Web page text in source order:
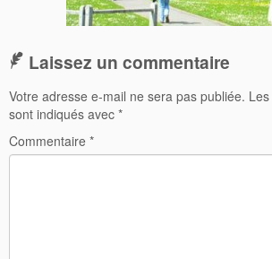
Laissez un commentaire
Votre adresse e-mail ne sera pas publiée.
sont indiqués avec *
Commentaire *